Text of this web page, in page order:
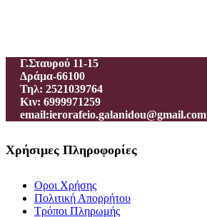
Γ.Σταυρού 11-15
Δράμα-66100
Τηλ: 2521039764
Κιν: 6999971259
email:ierorafeio.galanidou@gmail.com
Χρήσιμες Πληροφορίες
Οροι Χρήσης
Πολιτική Απορρήτου
Τρόποι Πληρωμής